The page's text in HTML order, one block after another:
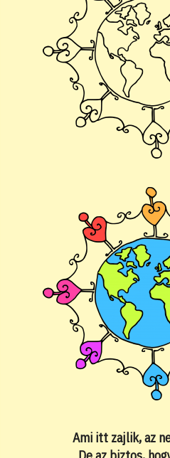
Ami itt zajlik, az